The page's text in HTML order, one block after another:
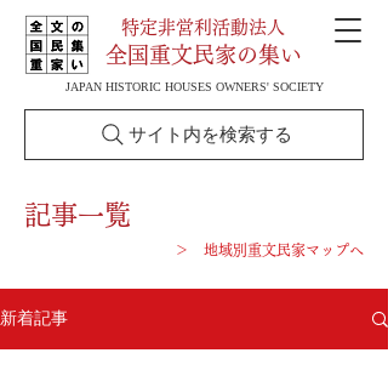
特定非営利活動法人
全国重文民家の集い
JAPAN HISTORIC HOUSES OWNERS' SOCIETY
サイト内を検索する
記事一覧
＞ 地域別重文民家マップへ
新着記事